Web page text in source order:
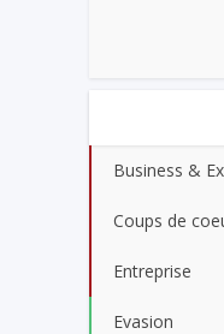
Business &
Coups de
Entreprise
Evasion